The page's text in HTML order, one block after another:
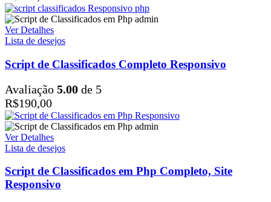
Ver Detalhes
Lista de desejos
Script de Classificados Completo Responsivo
Avaliação 5.00 de 5
R$190,00
Ver Detalhes
Lista de desejos
Script de Classificados em Php Completo, Site
Responsivo